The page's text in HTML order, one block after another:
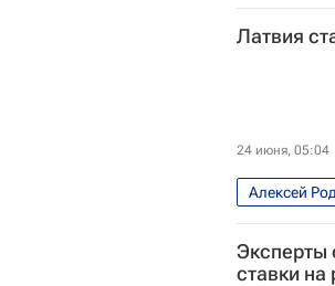
Латвия
24 июня, 05:04
Алексей
В мире
Эксперты
ставки